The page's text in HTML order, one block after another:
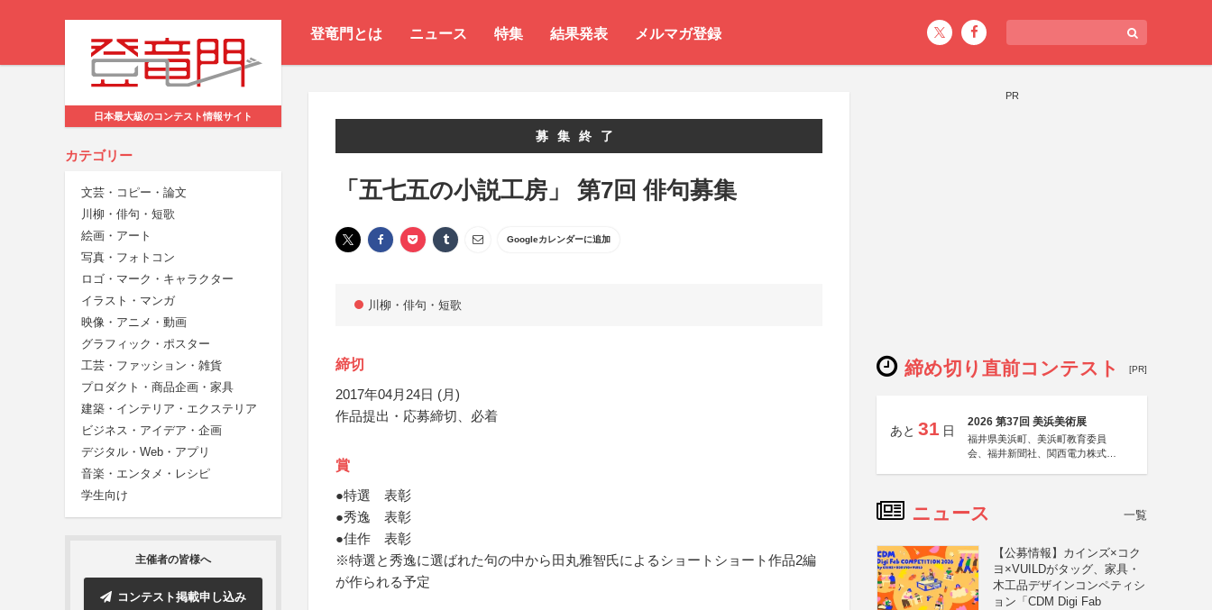
登竜門とは ニュース 特集 結果発表 メルマガ登録
日本最大級のコンテスト情報サイト
カテゴリー
文芸・コピー・論文
川柳・俳句・短歌
絵画・アート
写真・フォトコン
ロゴ・マーク・キャラクター
イラスト・マンガ
映像・アニメ・動画
グラフィック・ポスター
工芸・ファッション・雑貨
プロダクト・商品企画・家具
建築・インテリア・エクステリア
ビジネス・アイデア・企画
デジタル・Web・アプリ
音楽・エンタメ・レシピ
学生向け
主催者の皆様へ
コンテスト掲載申し込み
募集終了
「五七五の小説工房」 第7回 俳句募集
Googleカレンダーに追加
川柳・俳句・短歌
締切
2017年04月24日 (月)
作品提出・応募締切、必着
賞
●特選 表彰
●秀逸 表彰
●佳作 表彰
※特選と秀逸に選ばれた句の中から田丸雅智氏によるショートショート作品2編
が作られる予定
PR
締め切り直前コンテスト [PR]
あと 31 日
2026 第37回 美浜美術展
福井県美浜町、美浜町教育委員
会、福井新聞社、関西電力株式会
ニュース 一覧
【公募情報】カインズ×コク
ヨ×VUILDがタッグ、家具・
木工品デザインコンペティシ
ョン「CDM Digi Fab